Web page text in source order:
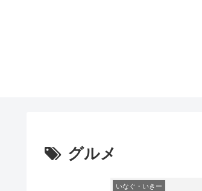
グルメ
いなぐ・いきー